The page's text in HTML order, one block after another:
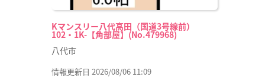
Kマンスリー八代高田（国道3号線前）
102・1K-【角部屋】(No.479968)
八代市
情報更新日 2026/08/06 11:09